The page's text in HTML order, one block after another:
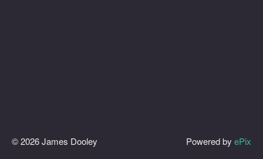
© 2026 James Dooley Powered by ePix